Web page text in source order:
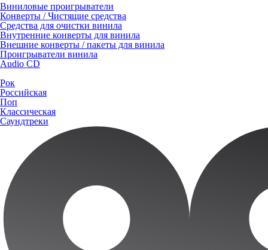
Виниловые проигрыватели
Конверты / Чистящие средства
Средства для очистки винила
Внутренние конверты для винила
Внешние конверты / пакеты для винила
Проигрыватели винила
Audio CD
Рок
Российская
Поп
Классическая
Саундтреки